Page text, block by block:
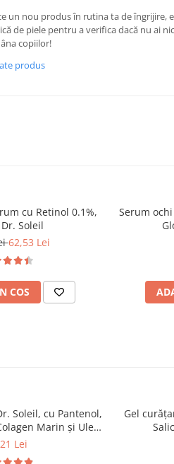
un nou produs în rutina ta de îngrijire,
de piele pentru a verifica dacă nu ai
copiilor!
produs
cu Retinol 0.1%,
Soleil
62,53 Lei
COS
Serum
Soleil, cu Pantenol,
Marin și Ulei
50 ml, Dr.
Lei
Gel